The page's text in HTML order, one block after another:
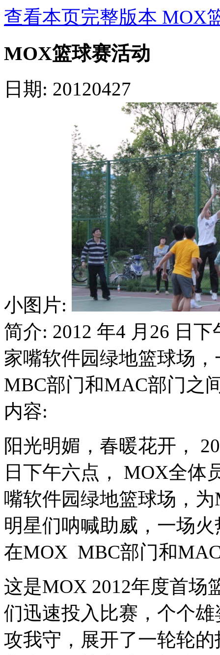
查看本页完整版本 MOX
MOX篮球赛活动
日期: 20120427
小图片:
简介: 2012 年4 月26 日
家嘴软件园绿地篮球场
MBC部门和MAC部门之
内容:
阳光明媚，春暖花开，
日下午六点， MOX全体
嘴软件园绿地篮球场，
明星们呐喊助威，一场
在MOX MBC部门和
这是MOX 2012年度首场
们迅速投入比赛，个个
攻我守，展开了一轮轮